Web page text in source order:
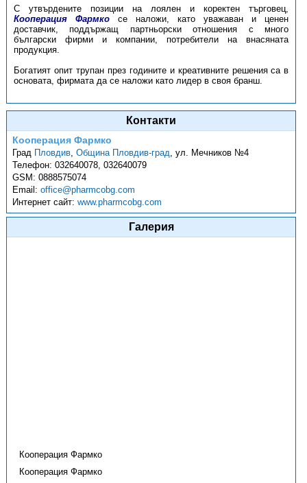
С утвърдените позиции на лоялен и коректен търговец,
Кооперация Фармко се наложи, като уважаван и ценен
доставчик, поддържащ партньорски отношения с много
български фирми и компании, потребители на внасяната
продукция.
Богатият опит трупан през годините и креативните решения са в
основата, фирмата да се наложи като лидер в своя бранш.
Контакти
Кооперация Фармко
Град Пловдив,Община Пловдив-град,ул. Мечников №4
Телефон:032640078, 032640079
GSM:0888575074
Email:office@pharmcobg.com
Интернет сайт:www.pharmcobg.com
Галерия
Кооперация Фармко
Кооперация Фармко